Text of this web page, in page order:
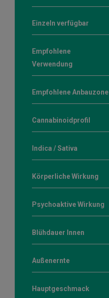
Einzeln verfügbar
Empfohlene
Verwendung
Empfohlene Anbauzone
Cannabinoidprofil
Indica / Sativa
Körperliche Wirkung
Psychoaktive Wirkung
Blühdauer Innen
Außenernte
Hauptgeschmack